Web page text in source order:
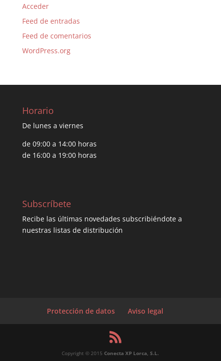
Acceder
Feed de entradas
Feed de comentarios
WordPress.org
Horario
De lunes a viernes
de 09:00 a 14:00 horas
de 16:00 a 19:00 horas
Subscríbete
Recibe las últimas novedades subscribiéndote a
nuestras listas de distribución
Protección de datos Aviso legal
Copyright © 2015Conecta XP Lorca, S.L.